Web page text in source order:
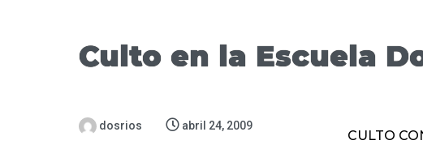
Culto en la Escuela
dosrios abril 24, 2009
CULTO